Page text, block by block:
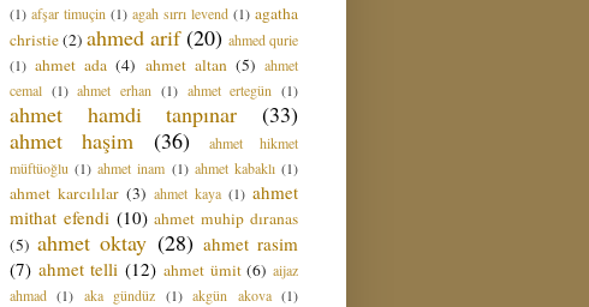
(1) afşar timuçin (1) agah sırrı levend (1) agatha
christie(2) ahmed arif (20) ahmed qurie
(1) ahmet ada (4) ahmet altan (5) ahmet
cemal (1) ahmet erhan (1) ahmet ertegün (1)
ahmet hamdi tanpınar
(33)
ahmet haşim
(36)
ahmet hikmet
müftüoğlu (1) ahmet inam (1) ahmet kabaklı (1)
ahmet karcılılar (3) ahmet kaya (1) ahmet
mithat efendi (10) ahmet muhip dıranas
(5) ahmet oktay (28) ahmet rasim
(7) ahmet telli (12) ahmet ümit (6) aijaz
ahmad (1) aka gündüz (1) akgün akova (1)